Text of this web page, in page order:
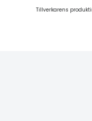
Tillverkarens